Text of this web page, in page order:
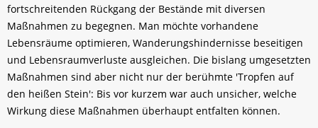
fortschreitenden Rückgang der Bestände mit diversen
Maßnahmen zu begegnen. Man möchte vorhandene
Lebensräume optimieren, Wanderungshindernisse beseitigen
und Lebensraumverluste ausgleichen. Die bislang umgesetzten
Maßnahmen sind aber nicht nur der berühmte 'Tropfen auf
den heißen Stein': Bis vor kurzem war auch unsicher, welche
Wirkung diese Maßnahmen überhaupt entfalten können.